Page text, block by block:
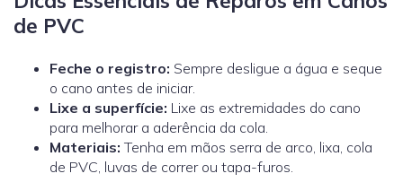
de PVC
Feche o registro: Sempre desligue a água e seque
o cano antes de iniciar.
Lixe a superfície: Lixe as extremidades do cano
para melhorar a aderência da cola.
Materiais: Tenha em mãos serra de arco, lixa, cola
de PVC, luvas de correr ou tapa-furos.